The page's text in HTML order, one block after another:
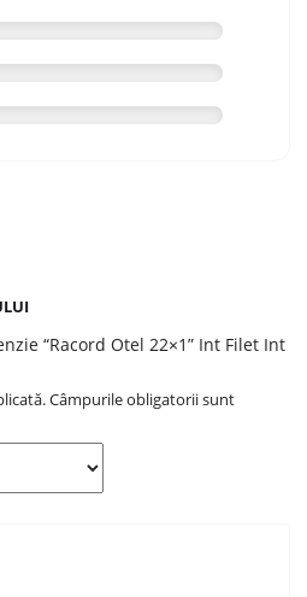
“Racord Otel 22×1” Int Filet Int
Câmpurile obligatorii sunt